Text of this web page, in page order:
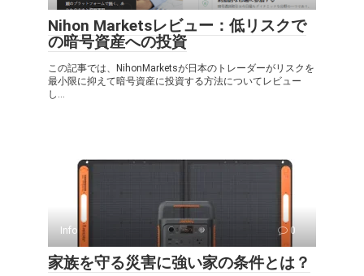
Nihon Marketsレビュー：低リスクで
の暗号資産への投資
この記事では、NihonMarketsが日本のトレーダーがリスクを
最小限に抑えて暗号資産に投資する方法についてレビュー
し...
Info 0
家族を守る災害に強い家の条件とは？